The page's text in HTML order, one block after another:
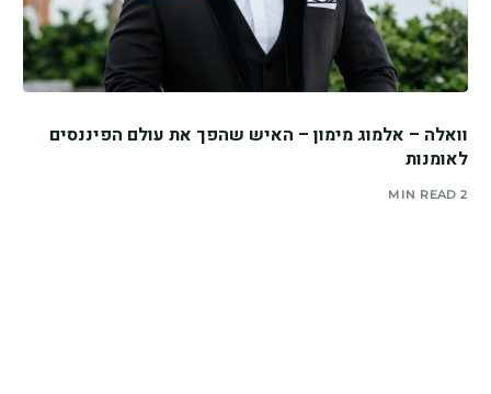
וואלה – אלמוג מימון – האיש שהפך את עולם הפיננסים
לאומנות
2 MIN READ